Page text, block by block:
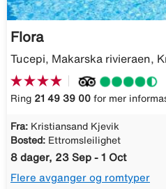
Flora
Tucepi, Makarska rivieraen,
Ring 21 49 39 00 for mer
Fra: Kristiansand Kjevik
Bosted: Ettromsleilighet
8 dager, 23 Sep - 1 Oct
Flere avganger og romtyper